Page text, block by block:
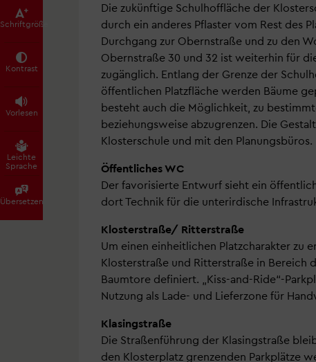
Schrift­größe
Kontrast
Vorlesen
Leichte
Sprache
Übersetzen
Die zukünftige Schulhoffläche der
durch ein anderes Pflaster vom Rest des
Durchgang zur Obernstraße und zu den
Obernstraße 30 und 32 ist weiterhin für
zugänglich. Entlang der Grenze der
öffentlichen Platzfläche werden Bäume
besteht auch die Möglichkeit, zu
beziehungsweise abzugrenzen. Die
Klosterschule und mit den Planungsbüros.
Öffentliches WC
Der favorisierte Entwurf sieht ein
dort Technik für die unterirdische
Klosterstraße/ Ritterstraße
Um einen einheitlichen Platzcharakter zu
Klosterstraße und Ritterstraße in Bereich
Baumtore definiert. „Kiss-and-Ride“-
Nutzung als Lade- und Lieferzone für
Klasingstraße
Die Straßenführung der Klasingstraße
den Klosterplatz grenzenden Parkplätze